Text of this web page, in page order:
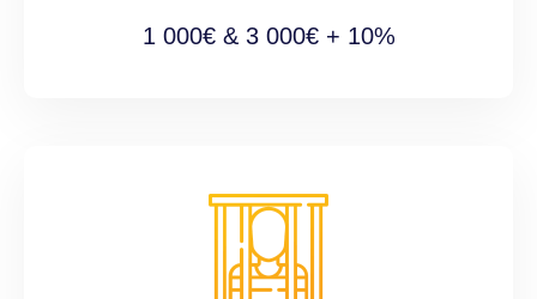
1 000€ & 3 000€ + 10%